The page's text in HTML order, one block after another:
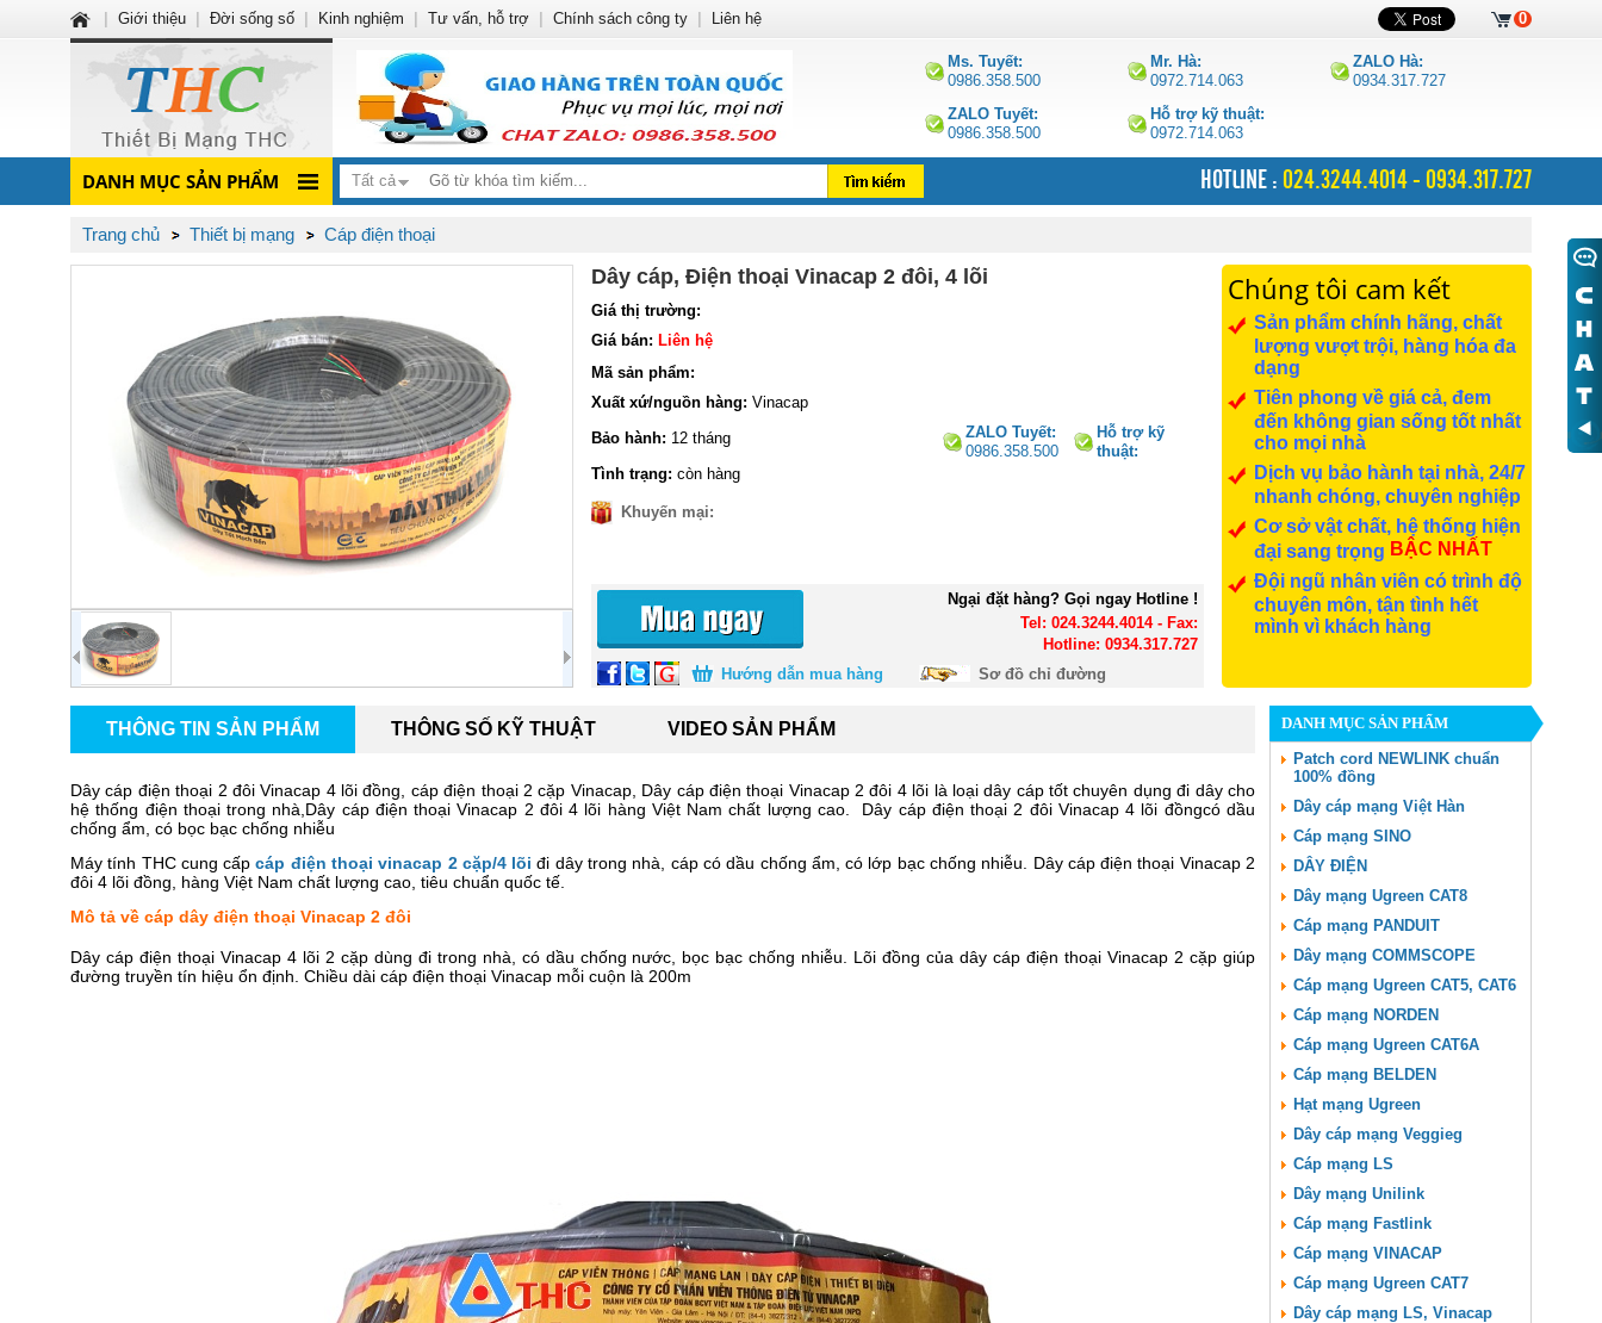
Ms. Tuyết:
0986.358.500
Mr. Hà:
0972.714.063
ZALO Hà:
0934.317.727
ZALO Tuyết:
0986.358.500
Hỗ trợ kỹ thuật:
0972.714.063
DANH MỤC SẢN PHẨM Tất cả HOTLINE : 024.3244.4014 - 0934.317.727
Trang chủ Thiết bị mạng Cáp điện thoại
Dây cáp, Điện thoại Vinacap 2 đôi, 4 lõi
Giá thị trường:
Giá bán: Liên hệ
Mã sản phẩm:
Xuất xứ/nguồn hàng: Vinacap
ZALO Tuyết:
0986.358.500
Hỗ trợ kỹ
thuật:
Bảo hành: 12 tháng
Tình trạng: còn hàng
Khuyến mại:
Ngại đặt hàng? Gọi ngay Hotline !
Tel: 024.3244.4014 - Fax:
Hotline: 0934.317.727
Hướng dẫn mua hàng
Sơ đồ chỉ đường
Chúng tôi cam kết
Sản phẩm chính hãng, chất
lượng vượt trội, hàng hóa đa
dạng
Tiên phong về giá cả, đem
đến không gian sống tốt nhất
cho mọi nhà
Dịch vụ bảo hành tại nhà, 24/7
nhanh chóng, chuyên nghiệp
Cơ sở vật chất, hệ thống hiện
đại sang trọng BẬC NHẤT
Đội ngũ nhân viên có trình độ
chuyên môn, tận tình hết
mình vì khách hàng
THÔNG TIN SẢN PHẨM THÔNG SỐ KỸ THUẬT VIDEO SẢN PHẨM
Dây cáp điện thoại 2 đôi Vinacap 4 lõi đồng, cáp điện thoại 2 cặp Vinacap, Dây cáp điện thoại Vinacap 2 đôi 4 lõi là loại dây cáp tốt chuyên dụng đi dây cho
hệ thống điện thoại trong nhà,Dây cáp điện thoại Vinacap 2 đôi 4 lõi hàng Việt Nam chất lượng cao. Dây cáp điện thoại 2 đôi Vinacap 4 lõi đồngcó dầu
chống ẩm, có bọc bạc chống nhiễu
Máy tính THC cung cấpcáp điện thoại vinacap 2 cặp/4 lõi đi dây trong nhà, cáp có dầu chống ẩm, có lớp bạc chống nhiễu. Dây cáp điện thoại Vinacap 2
đôi 4 lõi đồng, hàng Việt Nam chất lượng cao, tiêu chuẩn quốc tế.
Mô tả về cáp dây điện thoại Vinacap 2 đôi
Dây cáp điện thoại Vinacap 4 lõi 2 cặp dùng đi trong nhà, có dầu chống nước, bọc bạc chống nhiễu. Lõi đồng của dây cáp điện thoại Vinacap 2 cặp giúp
đường truyền tín hiệu ổn định. Chiều dài cáp điện thoại Vinacap mỗi cuộn là 200m
DANH MỤC SẢN PHẨM
Patch cord NEWLINK chuẩn
100% đồng
Dây cáp mạng Việt Hàn
Cáp mạng SINO
DÂY ĐIỆN
Dây mạng Ugreen CAT8
Cáp mạng PANDUIT
Dây mạng COMMSCOPE
Cáp mạng Ugreen CAT5, CAT6
Cáp mạng NORDEN
Cáp mạng Ugreen CAT6A
Cáp mạng BELDEN
Hạt mạng Ugreen
Dây cáp mạng Veggieg
Cáp mạng LS
Dây mạng Unilink
Cáp mạng Fastlink
Cáp mạng VINACAP
Cáp mạng Ugreen CAT7
Dây cáp mạng LS, Vinacap
0
Giới thiệu Đời sống số Kinh nghiệm Tư vấn, hỗ trợ Chính sách công ty Liên hệ